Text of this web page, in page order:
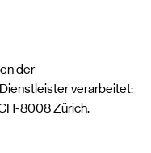
der
verarbeitet:
8008 Zürich.